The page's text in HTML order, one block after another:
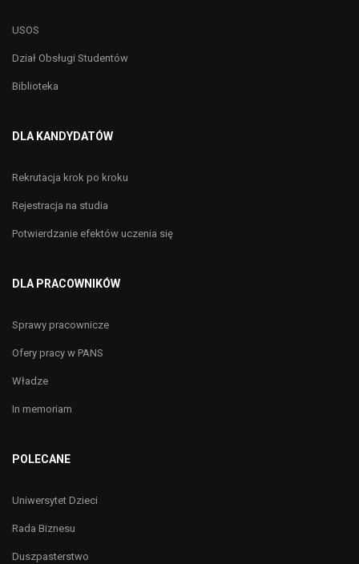
USOS
Dział Obsługi Studentów
Biblioteka
DLA KANDYDATÓW
Rekrutacja krok po kroku
Rejestracja na studia
Potwierdzanie efektów uczenia się
DLA PRACOWNIKÓW
Sprawy pracownicze
Ofery pracy w PANS
Władze
In memoriam
POLECANE
Uniwersytet Dzieci
Rada Biznesu
Duszpasterstwo